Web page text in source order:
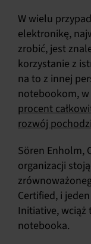
W wielu
elektronikę,
zrobić, jest
korzystanie z
na to z innej
notebookom,
procent
rozwój
Sören Enholm,
organizacji
Certified, i
Initiative, wciąż
notebooka.